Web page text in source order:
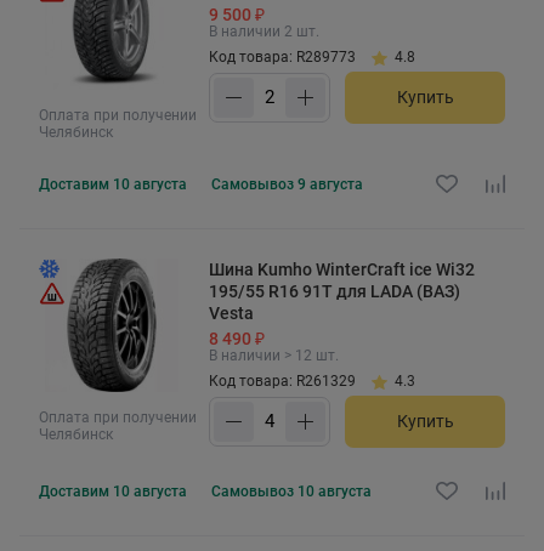
Оплата при получении
Челябинск
9 500 ₽
В наличии 2 шт.
Код товара: R289773
4.8
Купить
Доставим 10 августа Самовывоз 9 августа
Оплата при получении
Челябинск
Шина Kumho WinterCraft ice Wi32
195/55 R16 91T для LADA (ВАЗ)
Vesta
8 490 ₽
В наличии > 12 шт.
Код товара: R261329
4.3
Купить
Доставим 10 августа Самовывоз 10 августа